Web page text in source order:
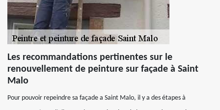
Les recommandations pertinentes sur le
renouvellement de peinture sur façade à Saint
Malo
Pour pouvoir repeindre sa façade a Saint Malo, il y a des étapes à